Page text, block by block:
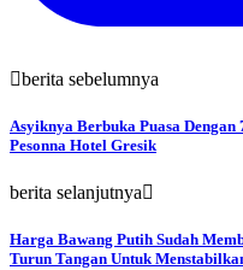
berita sebelumnya
Asyiknya Berbuka Puasa
Pesonna Hotel Gresik
berita selanjutnya
Harga Bawang Putih Sudah
Turun Tangan Untuk